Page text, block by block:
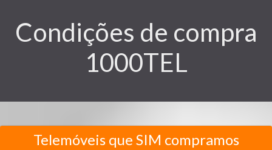
Condições de compra
1000TEL
Telemóveis que SIM compramos